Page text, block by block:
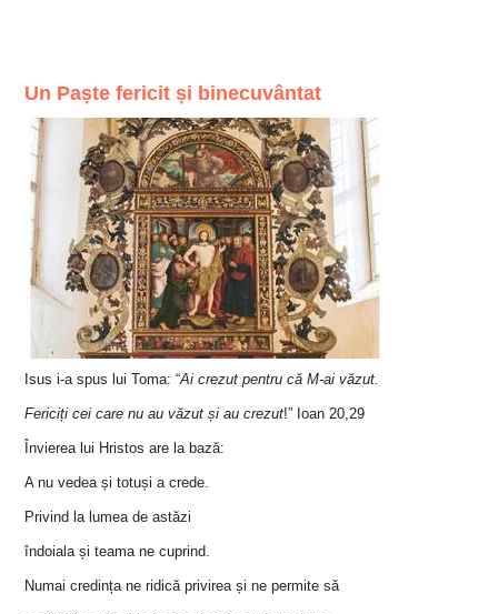
Un Paște fericit și binecuvântat
Isus i-a spus lui Toma: “Ai crezut pentru că M-ai văzut.
Fericiți cei care nu au văzut și au crezut!” Ioan 20,29
Învierea lui Hristos are la bază:
A nu vedea și totuși a crede.
Privind la lumea de astăzi
îndoiala și teama ne cuprind.
Numai credința ne ridică privirea și ne permite să